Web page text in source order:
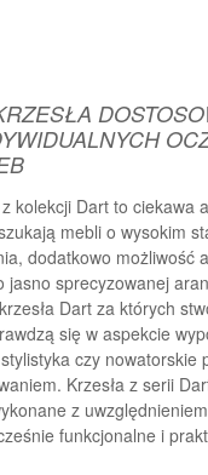
z kolekcji Dart to ciekawa
mebli o wysokim
dodatkowo możliwość
jasno sprecyzowanej
Dart za których
się w aspekcie
czy nowatorskie
Krzesła z serii
z
funkcjonalne i